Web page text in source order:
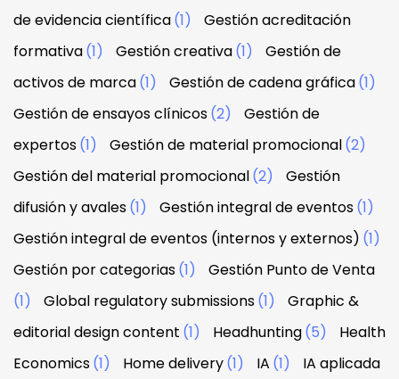
de evidencia científica(1)
Gestión acreditación
formativa(1) Gestión creativa(1)
Gestión de
activos de marca(1) Gestión de cadena gráfica(1)
Gestión de ensayos clínicos(2)
Gestión de
expertos(1) Gestión de material promocional(2)
Gestión del material promocional(2)
Gestión
difusión y avales(1) Gestión integral de eventos(1)
Gestión integral de eventos (internos y externos) (1)
Gestión por categorias(1)
Gestión Punto de Venta
(1)
Global regulatory submissions(1)
Graphic &
editorial design content (1) Headhunting(5)
Health
Economics(1) Home delivery(1) IA (1)
IA aplicada